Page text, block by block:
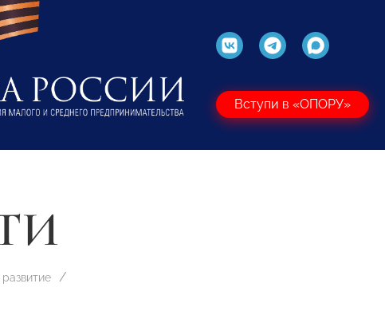
Вступи в «ОПОРУ»